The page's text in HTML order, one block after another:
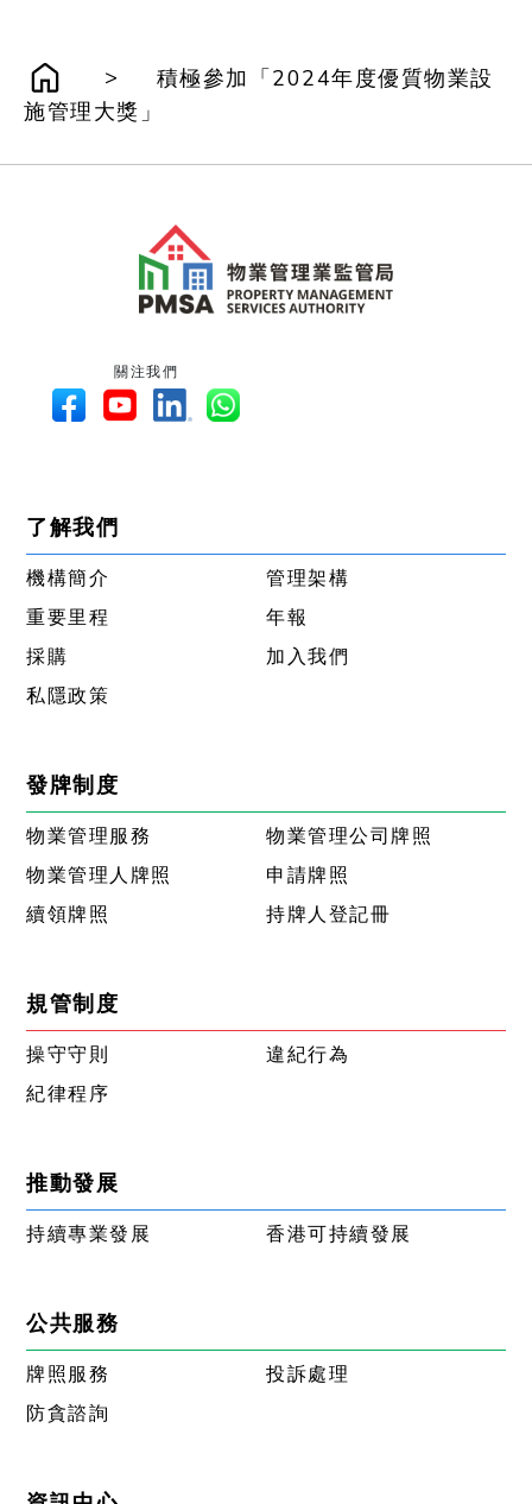
>
積極參加「2024年度優質物業設
施管理大獎」
關注我們
了解我們
機構簡介
管理架構
重要里程
年報
採購
加入我們
私隱政策
發牌制度
物業管理服務
物業管理公司牌照
物業管理人牌照
申請牌照
續領牌照
持牌人登記冊
規管制度
操守守則
違紀行為
紀律程序
推動發展
持續專業發展 香港可持續發展
公共服務
牌照服務
投訴處理
防貪諮詢